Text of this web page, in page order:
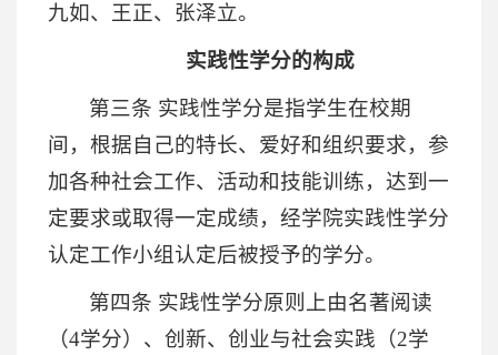
九如、王正、张泽立。
实践性学分的构成
第三条 实践性学分是指学生在校期
间，根据自己的特长、爱好和组织要求，参
加各种社会工作、活动和技能训练，达到一
定要求或取得一定成绩，经学院实践性学分
认定工作小组认定后被授予的学分。
第四条 实践性学分原则上由名著阅读
（4学分）、创新、创业与社会实践（2学